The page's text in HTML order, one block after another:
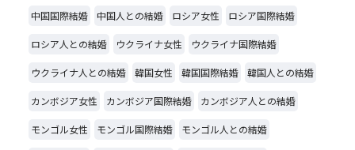
中国国際結婚 中国人との結婚 ロシア女性 ロシア国際結婚
ロシア人との結婚 ウクライナ女性 ウクライナ国際結婚
ウクライナ人との結婚 韓国女性 韓国国際結婚 韓国人との結婚
カンボジア女性 カンボジア国際結婚 カンボジア人との結婚
モンゴル女性 モンゴル国際結婚 モンゴル人との結婚